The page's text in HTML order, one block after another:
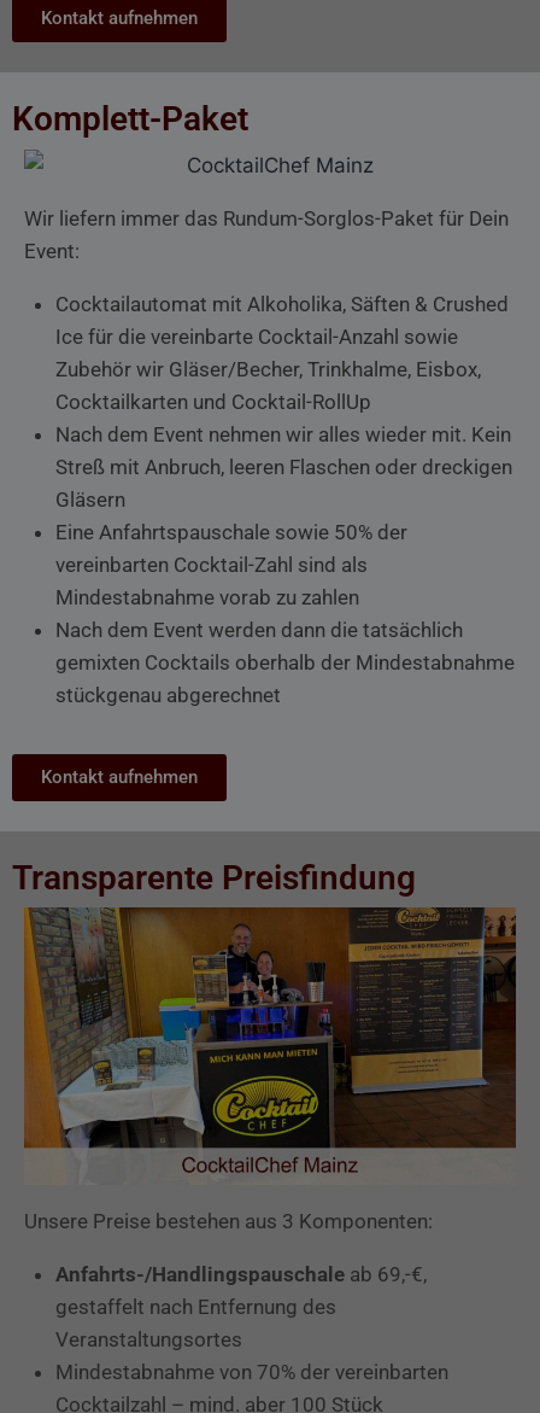
Kontakt aufnehmen
Komplett-Paket
Wir liefern immer das Rundum-Sorglos-Paket für Dein
Event:
Cocktailautomat mit Alkoholika, Säften & Crushed
Ice für die vereinbarte Cocktail-Anzahl sowie
Zubehör wir Gläser/Becher, Trinkhalme, Eisbox,
Cocktailkarten und Cocktail-RollUp
Nach dem Event nehmen wir alles wieder mit. Kein
Streß mit Anbruch, leeren Flaschen oder dreckigen
Gläsern
Eine Anfahrtspauschale sowie 50% der
vereinbarten Cocktail-Zahl sind als
Mindestabnahme vorab zu zahlen
Nach dem Event werden dann die tatsächlich
gemixten Cocktails oberhalb der Mindestabnahme
stückgenau abgerechnet
Kontakt aufnehmen
Transparente Preisfindung
Unsere Preise bestehen aus 3 Komponenten:
Anfahrts-/Handlingspauschaleab 69,-€,
gestaffelt nach Entfernung des
Veranstaltungsortes
Mindestabnahme von 70% der vereinbarten
Cocktailzahl – mind. aber 100 Stück